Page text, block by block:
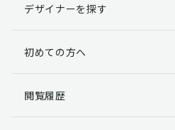
デザイナーを探す
初めての方へ
閲覧履歴